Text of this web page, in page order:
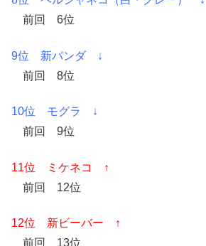
前回 6位
9位 新パンダ ↓
前回 8位
10位 モグラ ↓
前回 9位
11位 ミケネコ ↑
前回 12位
12位 新ビーバー ↑
前回 13位